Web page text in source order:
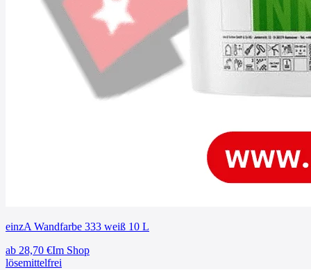
einzA Wandfarbe 333 weiß 10 L
ab 28,70 €Im Shop
lösemittelfrei